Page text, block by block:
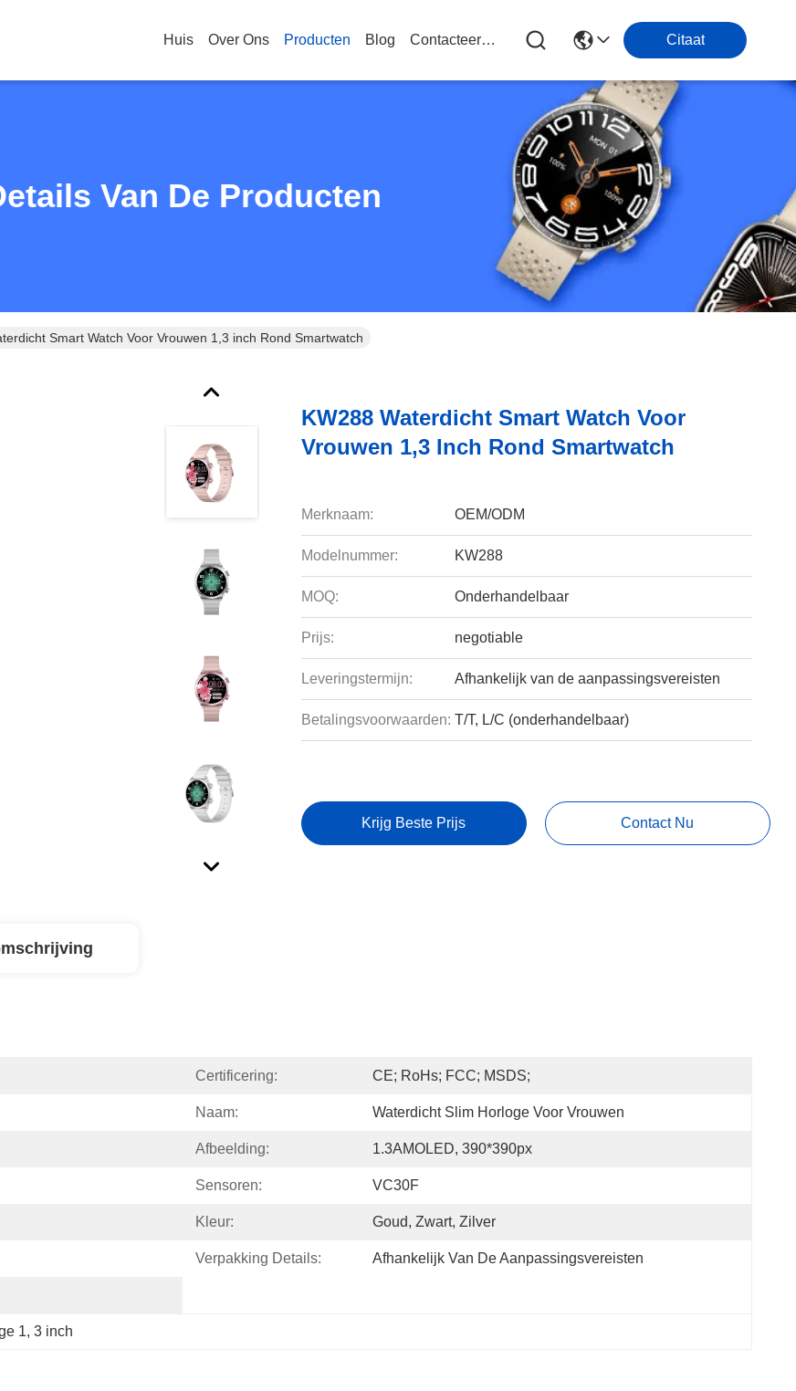
Huis Over Ons Producten Blog Contacteer Ons Citaat
Van De Producten
Smart Watch Voor Vrouwen 1,3 inch Rond Smartwatch
KW288 Waterdicht Smart Watch Voor
Vrouwen 1,3 Inch Rond Smartwatch
Merknaam: OEM/ODM
Modelnummer: KW288
MOQ: Onderhandelbaar
Prijs: negotiable
Leveringstermijn: Afhankelijk van de aanpassingsvereisten
Betalingsvoorwaarden: T/T, L/C (onderhandelbaar)
Krijg Beste Prijs Contact Nu
Certificering: CE; RoHs; FCC; MSDS;
Naam: Waterdicht Slim Horloge Voor Vrouwen
Afbeelding: 1.3AMOLED, 390*390px
Sensoren: VC30F
Kleur: Goud, Zwart, Zilver
Verpakking Details: Afhankelijk Van De Aanpassingsvereisten
1, 3 inch